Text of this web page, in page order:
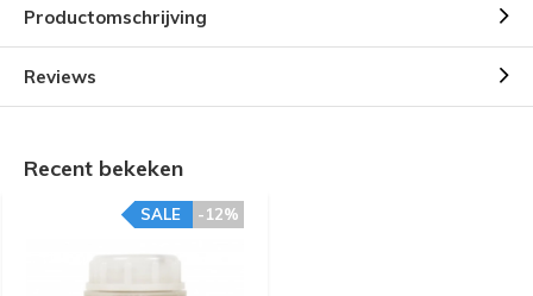
Productomschrijving
Reviews
Recent bekeken
-12%
SALE